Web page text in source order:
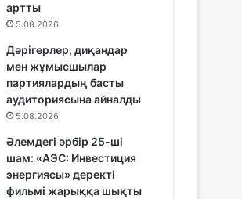
артты
5.08.2026
Дәрігерлер, диқандар
мен жұмысшылар
партиялардың басты
аудиториясына айналды
5.08.2026
Әлемдегі әрбір 25-ші
шам: «АЭС: Инвестиция
энергиясы» деректі
фильмі жарыққа шықты